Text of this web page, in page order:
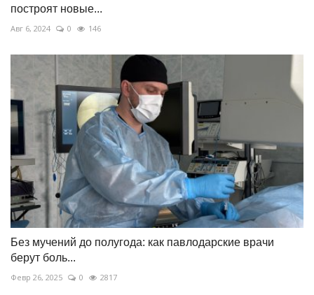
построят новые...
Авг 6, 2024 0 146
Без мучений до полугода: как павлодарские врачи
берут боль...
Февр 26, 2025 0 2817